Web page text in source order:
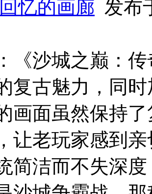
忆的画廊 发布
《沙城之巅：
复古魅力，同
画面虽然保持
让老玩家感到
简洁而不失深